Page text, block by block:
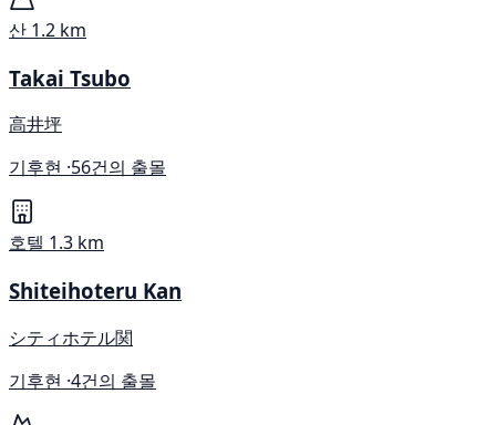
산 1.2 km
Takai Tsubo
高井坪
기후현 ·56건의 출몰
호텔 1.3 km
Shiteihoteru Kan
シティホテル関
기후현 ·4건의 출몰